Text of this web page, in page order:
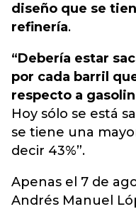
diseño que se
refinería.
“Debería estar
por cada barril
respecto a
Hoy sólo se está
se tiene una
decir 43%”.
Apenas el 7 de
Andrés Manuel